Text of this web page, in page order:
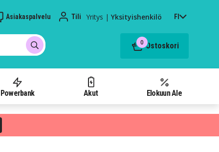
Asiakaspalvelu Tili Yritys | Yksityishenkilö FI
0 Ostoskori
Powerbank Akut Elokuun Ale